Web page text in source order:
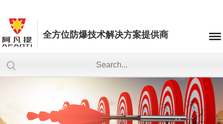
全方位防爆技术解决方案提供商